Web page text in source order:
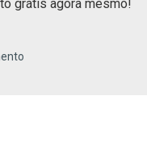
grátis agora mesmo!